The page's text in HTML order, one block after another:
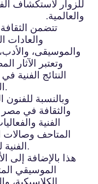
للزوار لاستكشاف
والعالمية.
تتضمن
والعادات
والموسيقى،
وتعتبر الآثار
النتائج الفنية
الجيزة إلى المعابد الفرعونية.
وبالنسبة
والثقافة في
الفنية
المتاحف وصالات
الفنية للفنانين المحليين والعالميين.
هذا بالإضافة إلى
الموسيقي
الكلاسيكية،